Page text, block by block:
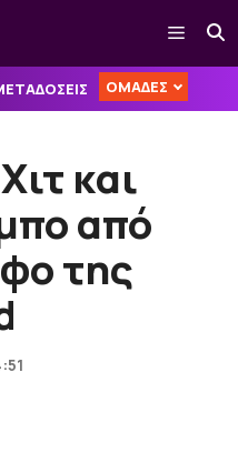
Μενού
ΟΜΑΔΕΣ
και
από
της